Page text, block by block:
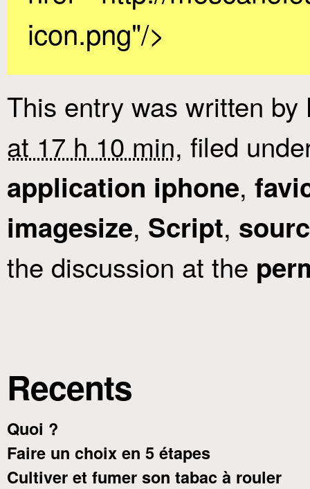
icon.png"/>
This entry was written by
at 17 h 10 min, filed
application iphone,
imagesize, Script,
the discussion at the
Recents
Quoi ?
Faire un choix en 5 étapes
Cultiver et fumer son tabac à rouler